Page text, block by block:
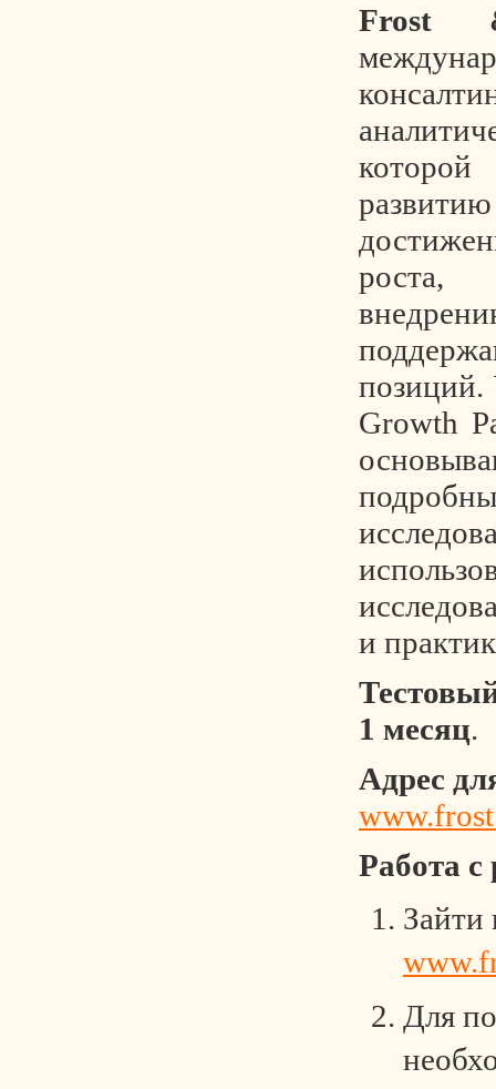
Frost
позиций.
Growth
и
1 месяц.
Адрес
Работа с
Зайти
Для